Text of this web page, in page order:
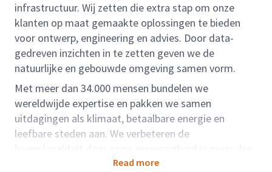
infrastructuur. Wij zetten die extra stap om onze
klanten op maat gemaakte oplossingen te bieden
voor ontwerp, engineering en advies. Door data-
gedreven inzichten in te zetten geven we de
natuurlijke en gebouwde omgeving samen vorm.
Met meer dan 34.000 mensen bundelen we
wereldwijde expertise en pakken we samen
uitdagingen als klimaat, betaalbare energie en
leefbare steden aan. We verbeteren de
levenskwaliteit door onze aanwezigheid in meer dan
Read more